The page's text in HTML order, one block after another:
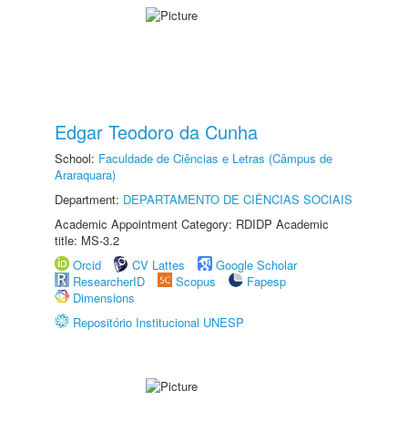
Edgar Teodoro da Cunha
School: Faculdade de Ciências e Letras (Câmpus de
Araraquara)
Department: DEPARTAMENTO DE CIÊNCIAS SOCIAIS
Academic Appointment Category: RDIDP Academic
title: MS-3.2
Orcid
CV Lattes
Google Scholar
ResearcherID
Scopus
Fapesp
Dimensions
Repositório Institucional UNESP